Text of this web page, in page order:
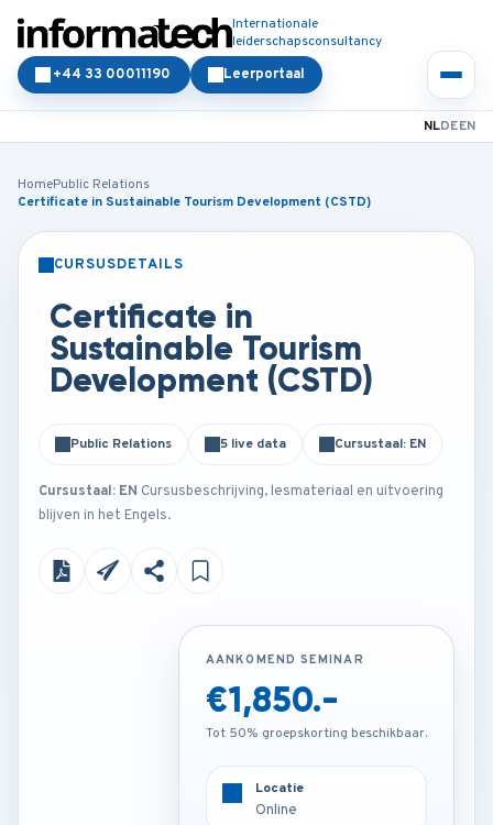
Internationale
leiderschapsconsultancy
Leerportaal
+44 33 00011190
NLDEEN
HomePublic Relations
Certificate in Sustainable Tourism Development (CSTD)
CURSUSDETAILS
Certificate in
Sustainable Tourism
Development (CSTD)
Public Relations 5 live data Cursustaal: EN
Cursustaal: EN Cursusbeschrijving, lesmateriaal en uitvoering
blijven in het Engels.
AANKOMEND SEMINAR
€4,200.-
Tot 50% groepskorting beschikbaar.
AANKOMEND SEMINAR
€1,850.-
Tot 50% groepskorting beschikbaar.
Locatie
Online